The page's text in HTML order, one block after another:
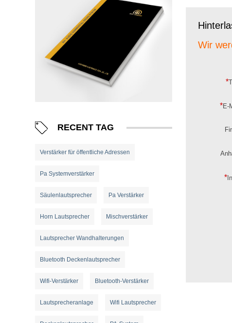
RECENT TAG
Verstärker für öffentliche Adressen
Pa Systemverstärker
Säulenlautsprecher Pa Verstärker
Horn Lautsprecher Mischverstärker
Lautsprecher Wandhalterungen
Bluetooth Deckenlautsprecher
Wifi-Verstärker Bluetooth-Verstärker
Lautsprecheranlage Wifi Lautsprecher
Wir
*
*E-
*